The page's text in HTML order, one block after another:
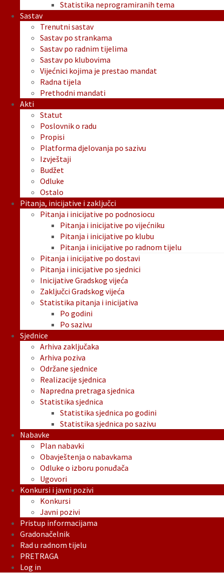
Statistika neprogramiranih tema
Sastav
Trenutni sastav
Sastav po strankama
Sastav po radnim tijelima
Sastav po klubovima
Vijećnici kojima je prestao mandat
Radna tijela
Prethodni mandati
Akti
Statut
Poslovnik o radu
Propisi
Platforma djelovanja po sazivu
Izvještaji
Budžet
Odluke
Ostalo
Pitanja, inicijative i zaključci
Pitanja i inicijative po podnosiocu
Pitanja i inicijative po vijećniku
Pitanja i inicijative po klubu
Pitanja i inicijative po radnom tijelu
Pitanja i inicijative po dostavi
Pitanja i inicijative po sjednici
Inicijative Gradskog vijeća
Zaključci Gradskog vijeća
Statistika pitanja i inicijativa
Po godini
Po sazivu
Sjednice
Arhiva zaključaka
Arhiva poziva
Održane sjednice
Realizacije sjednica
Napredna pretraga sjednica
Statistika sjednica
Statistika sjednica po godini
Statistika sjednica po sazivu
Nabavke
Plan nabavki
Obavještenja o nabavkama
Odluke o izboru ponuđača
Ugovori
Konkursi i javni pozivi
Konkursi
Javni pozivi
Pristup informacijama
Gradonačelnik
Rad u radnom tijelu
PRETRAGA
Log in